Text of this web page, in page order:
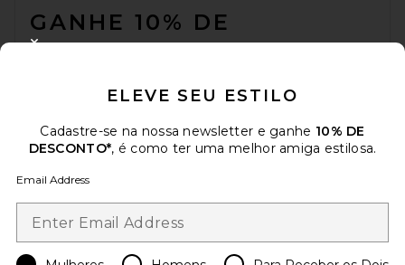
GANHE 10% DE
DESCONTO
Opte por sair a qualquer momento.
Política de Privacidade
Email Address
Sign Up
Change Country Regions
USD
ELEVE SEU ESTILO
Cadastre-se na nossa newsletter e ganhe 10% DE
DESCONTO*, é como ter uma melhor amiga estilosa.
Email Address